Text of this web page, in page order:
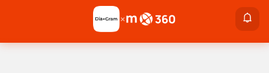
Войти
×